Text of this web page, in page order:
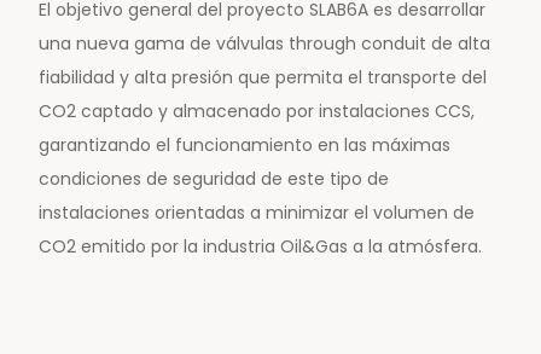
El objetivo general del proyecto SLAB6A es desarrollar
una nueva gama de válvulas through conduit de alta
fiabilidad y alta presión que permita el transporte del
CO2 captado y almacenado por instalaciones CCS,
garantizando el funcionamiento en las máximas
condiciones de seguridad de este tipo de
instalaciones orientadas a minimizar el volumen de
CO2 emitido por la industria Oil&Gas a la atmósfera.